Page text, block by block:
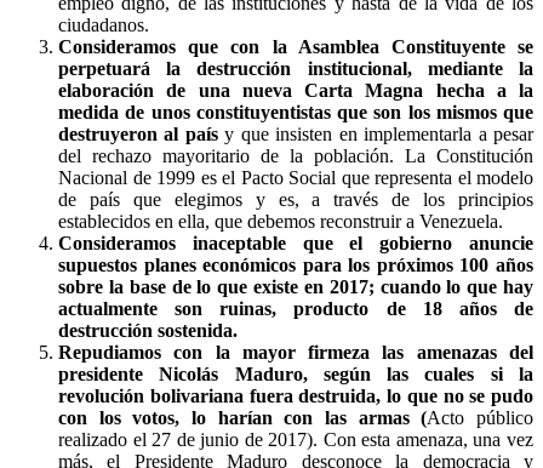
ciudadanos.
Consideramos que con la Asamblea Constituyente se
perpetuará la destrucción institucional, mediante la
elaboración de una nueva Carta Magna hecha a la
medida de unos constituyentistas que son los mismos que
destruyeron al paísy que insisten en implementarla a pesar
del rechazo mayoritario de la población. La Constitución
Nacional de 1999 es el Pacto Social que representa el modelo
de país que elegimos y es, a través de los principios
establecidos en ella, que debemos reconstruir a Venezuela.
Consideramos inaceptable que el gobierno anuncie
supuestos planes económicos para los próximos 100 años
sobre la base de lo que existe en 2017; cuando lo que hay
actualmente son ruinas, producto de 18 años de
destrucción sostenida.
Repudiamos con la mayor firmeza las amenazas del
presidente Nicolás Maduro, según las cuales si la
revolución bolivariana fuera destruida, lo que no se pudo
con los votos, lo harían con las armas (Acto público
realizado el 27 de junio de 2017). Con esta amenaza, una vez
más, el Presidente Maduro desconoce la democracia y